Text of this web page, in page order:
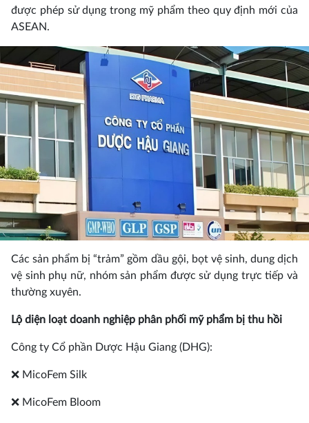
được phép sử dụng trong mỹ phẩm theo quy định mới của
ASEAN.
Các sản phẩm bị “trảm” gồm dầu gội, bọt vệ sinh, dung dịch
vệ sinh phụ nữ, nhóm sản phẩm được sử dụng trực tiếp và
thường xuyên.
Lộ diện loạt doanh nghiệp phân phối mỹ phẩm bị thu hồi
Công ty Cổ phần Dược Hậu Giang (DHG):
❌ MicoFem Silk
❌ MicoFem Bloom